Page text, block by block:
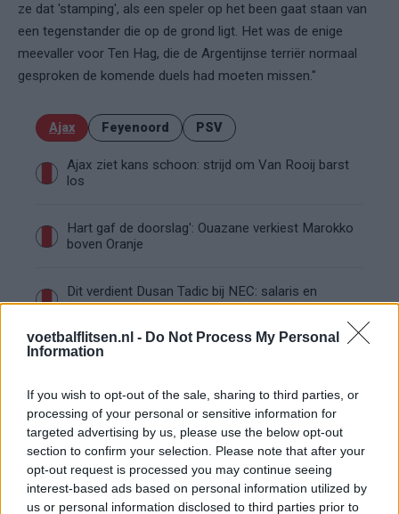
voetbalflitsen.nl - Do Not Process My Personal
Information
If you wish to opt-out of the sale, sharing to third parties, or
processing of your personal or sensitive information for
targeted advertising by us, please use the below opt-out
section to confirm your selection. Please note that after your
opt-out request is processed you may continue seeing
interest-based ads based on personal information utilized by
us or personal information disclosed to third parties prior to
ze dat 'stamping', als een speler op het been gaat staan van
een tegenstander die op de grond ligt. Het was de enige
meevaller voor Ten Hag, die de Argentijnse terriër normaal
gesproken de komende duels had moeten missen."
Ajax Feyenoord PSV
Ajax ziet kans schoon: strijd om Van Rooij barst
los
Hart gaf de doorslag': Ouazane verkiest Marokko
boven Oranje
Dit verdient Dusan Tadic bij NEC: salaris en
contractdetails
Ajax dicht bij komst Arokodare: huurdeal met
Ajax helpt Burnley uit de brand met afgeknipte
sokken na blunder met tenues
Hakim Ziyech verhuurt opnieuw luxe
appartement op Amsterdamse Zuidas